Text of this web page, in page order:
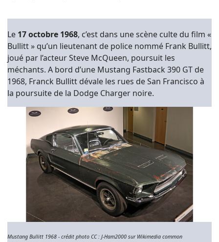
Le 17 octobre 1968, c’est dans une scène culte du film «
Bullitt » qu’un lieutenant de police nommé Frank Bullitt,
joué par l’acteur Steve McQueen, poursuit les
méchants. A bord d’une Mustang Fastback 390 GT de
1968, Franck Bullitt dévale les rues de San Francisco à
la poursuite de la Dodge Charger noire.
Mustang Bullitt 1968 - crédit photo CC : J-Ham2000 sur Wikimedia common